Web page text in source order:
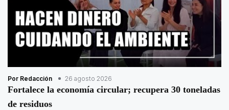
Por Redacción 26 agosto 2026
Fortalece la economía circular; recupera 30 toneladas
de residuos